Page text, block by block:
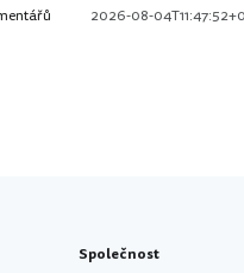
2026-08-
Společnost